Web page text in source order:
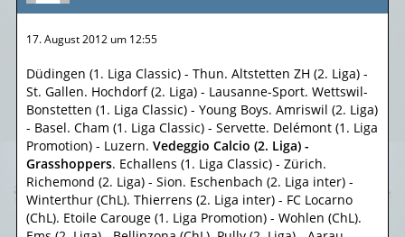
17. August 2012 um 12:55
Düdingen (1. Liga Classic) - Thun. Altstetten ZH (2. Liga) -
St. Gallen. Hochdorf (2. Liga) - Lausanne-Sport. Wettswil-
Bonstetten (1. Liga Classic) - Young Boys. Amriswil (2. Liga)
- Basel. Cham (1. Liga Classic) - Servette. Delémont (1. Liga
Promotion) - Luzern. Vedeggio Calcio (2. Liga) -
Grasshoppers. Echallens (1. Liga Classic) - Zürich.
Richemond (2. Liga) - Sion. Eschenbach (2. Liga inter) -
Winterthur (ChL). Thierrens (2. Liga inter) - FC Locarno
(ChL). Etoile Carouge (1. Liga Promotion) - Wohlen (ChL).